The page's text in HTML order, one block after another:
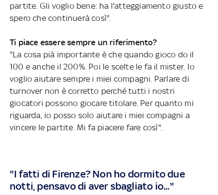
partite. Gli voglio bene: ha l'atteggiamento giusto e
spero che continuerà così".
Ti piace essere sempre un riferimento?
"La cosa pià importante è che quando gioco do il
100 e anche il 200%. Poi le scelte le fa il mister. Io
voglio aiutare sempre i miei compagni. Parlare di
turnover non è corretto perché tutti i nostri
giocatori possono giocare titolare. Per quanto mi
riguarda, io posso solo aiutare i miei compagni a
vincere le partite. Mi fa piacere fare così".
"I fatti di Firenze? Non ho dormito due
notti, pensavo di aver sbagliato io..."